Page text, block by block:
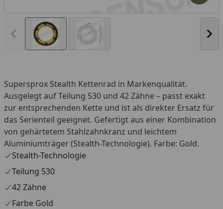
Vorheriges Bild anzeigen
Supersprox Stealth Kettenrad in Markenqualität.
Ausgelegt auf Teilung 530 und 42 Zähne – passt exakt
zur entsprechenden Kette und ist als direkter Ersatz für
das Serienteil geeignet. Gefertigt aus einer Kombination
von gehärtetem Stahlzahnkranz und leichtem
Aluminiumträger (Stealth-Technologie). Farbe: Gold.
Stealth-Technologie
Teilung 530
42 Zähne
Farbe Gold